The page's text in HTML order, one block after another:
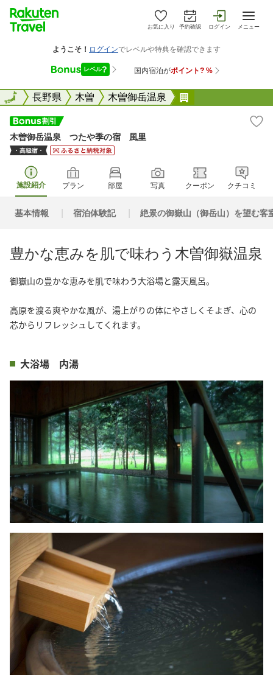
お気に入り 予約確認 ログイン メニュー
全国長野県 木曽 木曽御岳温泉
全国
木曽御岳温泉 つたや季の宿 風里
施設紹介 プラン 部屋 写真 クーポン クチコミ
基本情報 宿泊体験記 絶景の御嶽山（御岳山）を望む客
豊かな恵みを肌で味わう木曽御嶽温泉
御嶽山の豊かな恵みを肌で味わう大浴場と露天風呂。
高原を渡る爽やかな風が、湯上がりの体にやさしくそよぎ、心の
芯からリフレッシュしてくれます。
大浴場 内湯